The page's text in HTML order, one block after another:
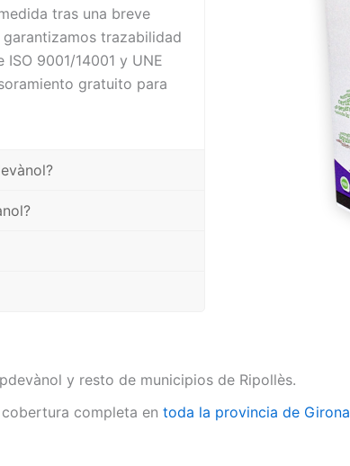
tras una breve
trazabilidad
9001/14001 y UNE
gratuito para
y resto de municipios de Ripollès.
completa en toda la provincia de Girona